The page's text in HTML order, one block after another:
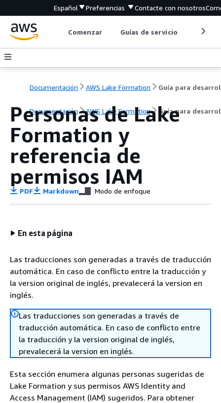
Español Preferencias Contacte con nosotros
Comenzar Guías de servicio
Documentación AWS Lake Formation
Documentación AWS Lake Formation Guía para
Personas de Lake
Formation y
referencia de
permisos IAM
PDF Markdown Modo de enfoque
En esta página
Las traducciones son generadas a través de traducción
automática. En caso de conflicto entre la traducción y
la version original de inglés, prevalecerá la version en
inglés.
Las traducciones son generadas a través de
traducción automática. En caso de conflicto entre
la traducción y la version original de inglés,
prevalecerá la version en inglés.
Esta sección enumera algunas personas sugeridas de
Lake Formation y sus permisos AWS Identity and
Access Management (IAM) sugeridos. Para obtener